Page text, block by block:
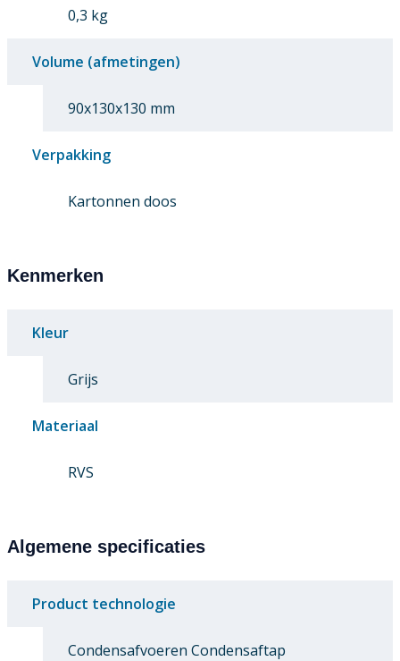
0,3 kg
Volume (afmetingen)
90x130x130 mm
Verpakking
Kartonnen doos
Kenmerken
Kleur
Grijs
Materiaal
RVS
Algemene specificaties
Product technologie
Condensafvoeren Condensaftap